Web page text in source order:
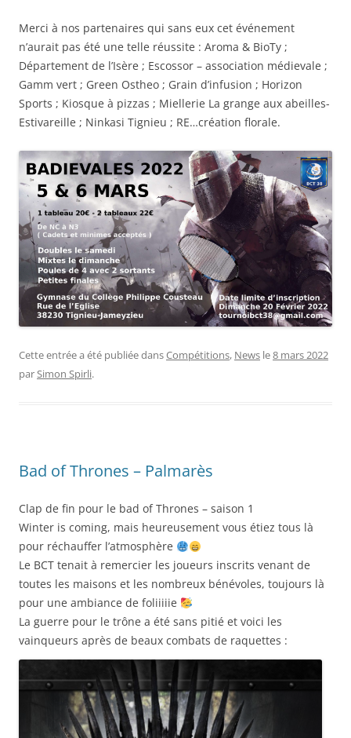
Merci à nos partenaires qui sans eux cet événement
n’aurait pas été une telle réussite : Aroma & BioTy ;
Département de l’Isère ; Escossor – association médievale ;
Gamm vert ; Green Ostheo ; Grain d’infusion ; Horizon
Sports ; Kiosque à pizzas ; Miellerie La grange aux abeilles-
Estivareille ; Ninkasi Tignieu ; RE…création florale.
Cette entrée a été publiée dansCompétitions, News le8 mars 2022
parSimon Spirli.
Bad of Thrones – Palmarès
Clap de fin pour le bad of Thrones – saison 1
Winter is coming, mais heureusement vous étiez tous là
pour réchauffer l’atmosphère
Le BCT tenait à remercier les joueurs inscrits venant de
toutes les maisons et les nombreux bénévoles, toujours là
pour une ambiance de foliiiiie
La guerre pour le trône a été sans pitié et voici les
vainqueurs après de beaux combats de raquettes :